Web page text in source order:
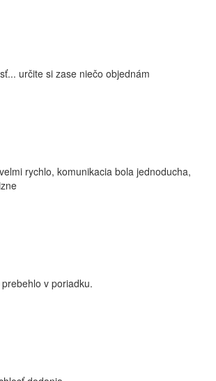
má špecializovaný kávový sortiment,
nikde inde zohnať Dobrá
sme bolo informovaní o doručení.
má. Dakujeme